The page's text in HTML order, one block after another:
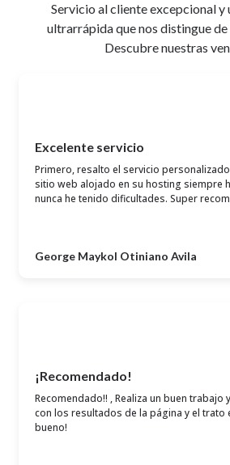
Servicio al cliente excepcional
ultrarrápida que nos distingue
Descubre nuestras
Excelente servicio
Primero, resalto el servicio
sitio web alojado en su hosting siempre
nunca he tenido dificultades. Super
George Maykol Otiniano Avila
¡Recomendado!
Recomendado!! , Realiza un buen trabajo
con los resultados de la página y el trato
bueno!